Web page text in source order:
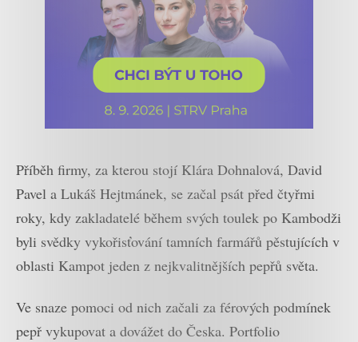
Příběh firmy, za kterou stojí Klára Dohnalová, David
Pavel a Lukáš Hejtmánek, se začal psát před čtyřmi
roky, kdy zakladatelé během svých toulek po Kambodži
byli svědky vykořisťování tamních farmářů pěstujících v
oblasti Kampot jeden z nejkvalitnějších pepřů světa.
Ve snaze pomoci od nich začali za férových podmínek
pepř vykupovat a dovážet do Česka. Portfolio